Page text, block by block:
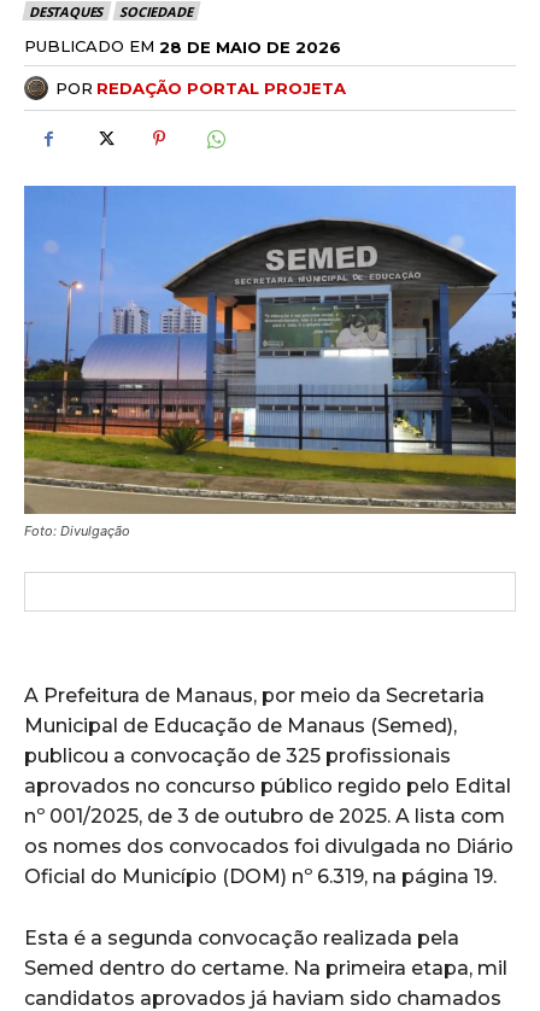
DESTAQUES SOCIEDADE
PUBLICADO EM 28 DE MAIO DE 2026
POR REDAÇÃO PORTAL PROJETA
Foto: Divulgação
A Prefeitura de Manaus, por meio da Secretaria
Municipal de Educação de Manaus (Semed),
publicou a convocação de 325 profissionais
aprovados no concurso público regido pelo Edital
nº 001/2025, de 3 de outubro de 2025. A lista com
os nomes dos convocados foi divulgada no Diário
Oficial do Município (DOM) nº 6.319, na página 19.
Esta é a segunda convocação realizada pela
Semed dentro do certame. Na primeira etapa, mil
candidatos aprovados já haviam sido chamados